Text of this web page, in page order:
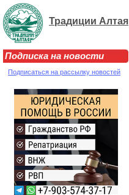
Традиции Алтая
Подписка на новости
Подписаться на рассылку новостей